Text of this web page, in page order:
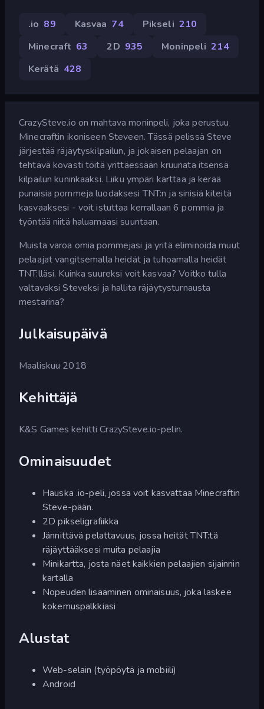
.io 89 Kasvaa 74 Pikseli 210
Minecraft 63 2D 935 Moninpeli 214
Kerätä 428
CrazySteve.io on mahtava moninpeli, joka perustuu
Minecraftin ikoniseen Steveen. Tässä pelissä Steve
järjestää räjäytyskilpailun, ja jokaisen pelaajan on
tehtävä kovasti töitä yrittäessään kruunata itsensä
kilpailun kuninkaaksi. Liiku ympäri karttaa ja kerää
punaisia pommeja luodaksesi TNT:n ja sinisiä kiteitä
kasvaaksesi - voit istuttaa kerrallaan 6 pommia ja
työntää niitä haluamaasi suuntaan.
Muista varoa omia pommejasi ja yritä eliminoida muut
pelaajat vangitsemalla heidät ja tuhoamalla heidät
TNT:lläsi. Kuinka suureksi voit kasvaa? Voitko tulla
valtavaksi Steveksi ja hallita räjäytysturnausta
mestarina?
Julkaisupäivä
Maaliskuu 2018
Kehittäjä
K&S Games kehitti CrazySteve.io-pelin.
Ominaisuudet
Hauska .io-peli, jossa voit kasvattaa Minecraftin
Steve-pään.
2D pikseligrafiikka
Jännittävä pelattavuus, jossa heität TNT:tä
räjäyttääksesi muita pelaajia
Minikartta, josta näet kaikkien pelaajien sijainnin
kartalla
Nopeuden lisääminen ominaisuus, joka laskee
kokemuspalkkiasi
Alustat
Web-selain (työpöytä ja mobiili)
Android